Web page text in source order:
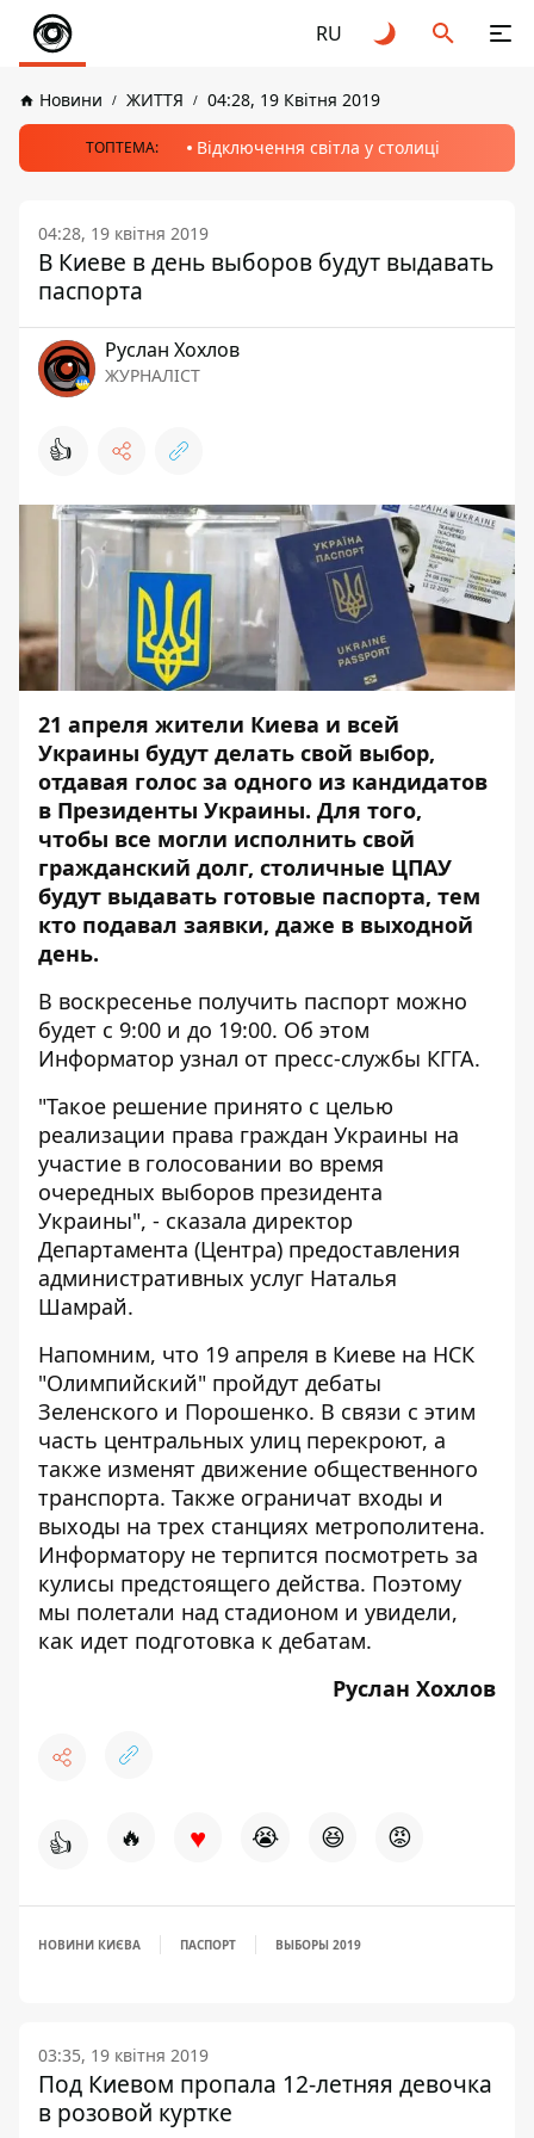
RU
Новини ЖИТТЯ 04:28, 19 Квітня 2019
ТОПТЕМА: Відключення світла у столиці
04:28, 19 квітня 2019
В Киеве в день выборов будут выдавать
паспорта
Руслан Хохлов
ЖУРНАЛІСТ
👍
21 апреля жители Киева и всей
Украины будут делать свой выбор,
отдавая голос за одного из кандидатов
в Президенты Украины. Для того,
чтобы все могли исполнить свой
гражданский долг, столичные ЦПАУ
будут выдавать готовые паспорта, тем
кто подавал заявки, даже в выходной
день.
В воскресенье получить паспорт можно
будет с 9:00 и до 19:00. Об этом
Информатор узнал от пресс-службы КГГА.
"Такое решение принято с целью
реализации права граждан Украины на
участие в голосовании во время
очередных выборов президента
Украины", - сказала директор
Департамента (Центра) предоставления
административных услуг Наталья
Шамрай.
Напомним, что 19 апреля в Киеве на НСК
"Олимпийский" пройдут дебаты
Зеленского и Порошенко. В связи с этим
часть центральных улиц перекроют, а
также изменят движение общественного
транспорта. Также ограничат входы и
выходы на трех станциях метрополитена.
Информатору не терпится посмотреть за
кулисы предстоящего действа. Поэтому
мы полетали над стадионом и увидели,
как идет подготовка к дебатам.
Руслан Хохлов
👍 🔥 ♥ 😭 😆 😡
НОВИНИ КИЄВА ПАСПОРТ ВЫБОРЫ 2019
03:35, 19 квітня 2019
Под Киевом пропала 12-летняя девочка
в розовой куртке